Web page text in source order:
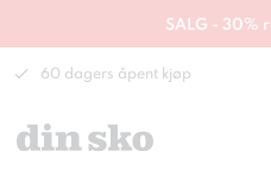
SALG - 30%
60 dagers åpent kjøp